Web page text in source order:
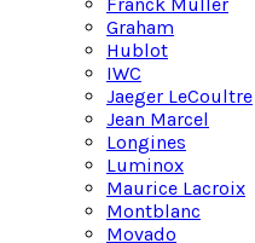
Franck Muller
Graham
Hublot
IWC
Jaeger LeCoultre
Jean Marcel
Longines
Luminox
Maurice Lacroix
Montblanc
Movado